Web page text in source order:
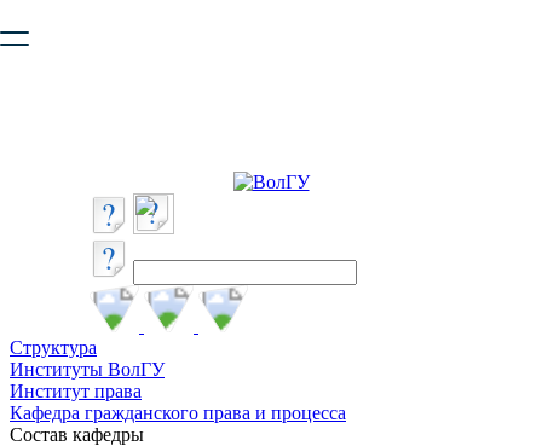
безопасную работу с сайтом. Пожалуйста
Структура
Институты ВолГУ
Институт права
Кафедра гражданского права и процесса
Состав кафедры